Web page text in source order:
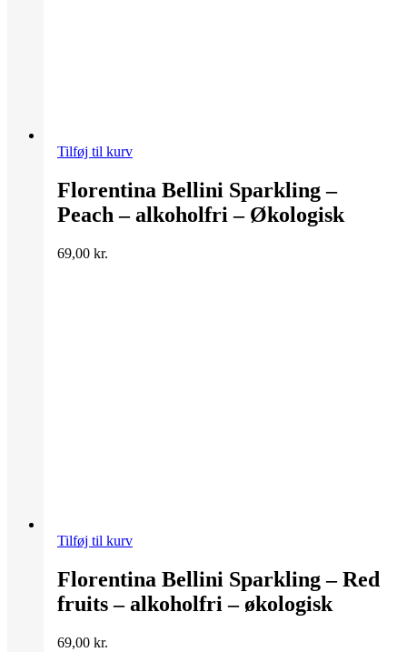
Tilføj til kurv
Florentina Bellini Sparkling –
Peach – alkoholfri – Økologisk
69,00 kr.
Tilføj til kurv
Florentina Bellini Sparkling – Red
fruits – alkoholfri – økologisk
69,00 kr.